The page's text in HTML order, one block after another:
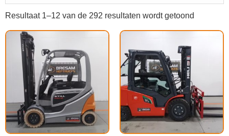
Resultaat 1–12 van de 292 resultaten wordt getoond